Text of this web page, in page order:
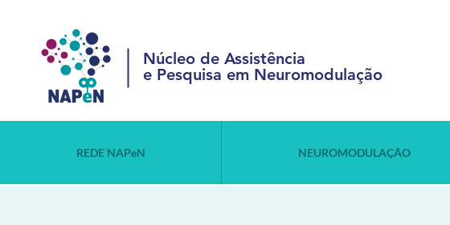
Núcleo de Assistência
e Pesquisa em Neuromodulação
REDE NAPeN NEUROMODULAÇÃO